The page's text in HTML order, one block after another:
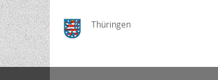
Thüringen